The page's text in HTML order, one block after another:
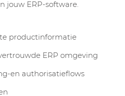
jouw ERP-software.
productinformatie
ERP omgeving
en authorisatieflows